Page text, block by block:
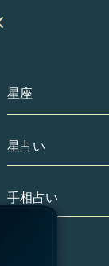
星座
星座
山羊座
星占い
手相占い
の意
り、
和